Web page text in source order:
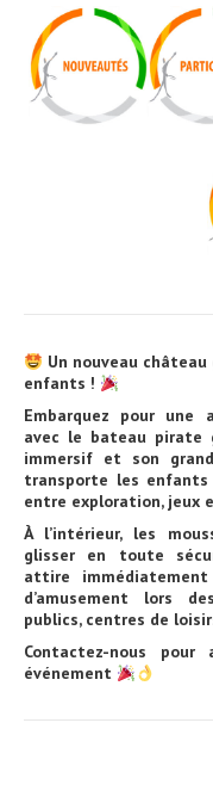
Un nouveau
enfants !
Embarquez pour une
avec le bateau pirate
immersif et son
transporte les enfants
entre exploration, jeux
À l’intérieur, les
glisser en toute
attire
d’amusement lors
publics, centres de
Contactez-nous
événement